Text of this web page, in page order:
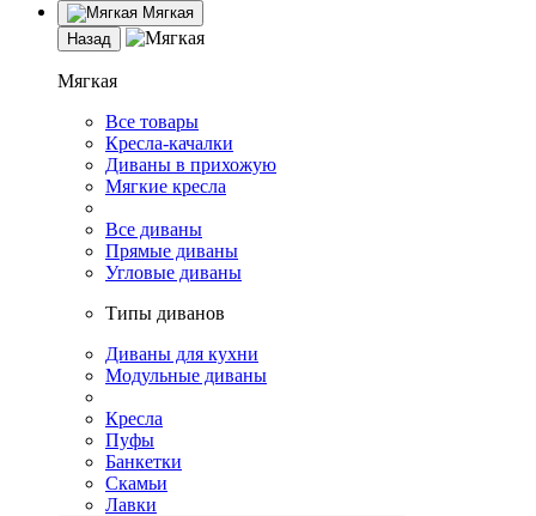
Мягкая
Назад
Мягкая
Все товары
Кресла-качалки
Диваны в прихожую
Мягкие кресла
Все диваны
Прямые диваны
Угловые диваны
Типы диванов
Диваны для кухни
Модульные диваны
Кресла
Пуфы
Банкетки
Скамьи
Лавки